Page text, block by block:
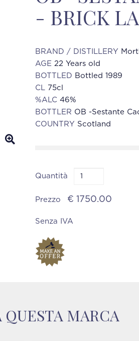
- BRICK
BRAND / DISTILLERY
AGE 22 Years old
BOTTLED Bottled 1989
CL 75cl
%ALC 46%
BOTTLER OB -Sestante
COUNTRY Scotland
Quantità
Prezzo € 1750.00
Senza IVA
MARCA